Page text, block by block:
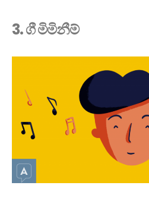
3. ගී මිමිනීම්